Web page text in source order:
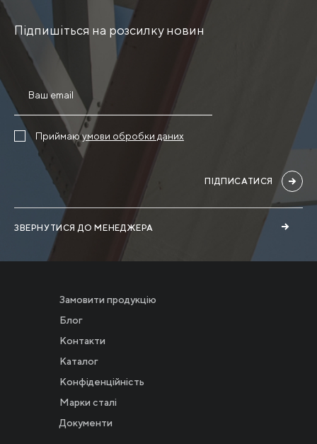
Підпишіться на розсилку новин
ЗВЕРНУТИСЯ ДО МЕНЕДЖЕРА
Приймаюумови обробки даних
ПІДПИСАТИСЯ
Замовити продукцію
Блог
Контакти
Каталог
Конфіденційність
Марки сталі
Документи
Новости
Инвесторам